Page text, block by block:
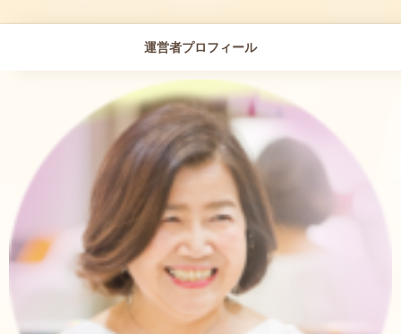
運営者プロフィール